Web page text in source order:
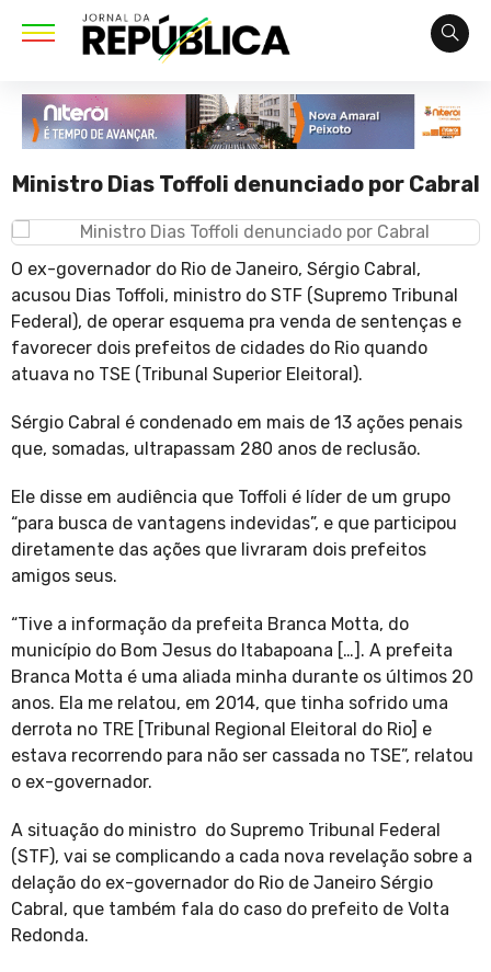
Ministro Dias Toffoli denunciado por Cabral
O ex-governador do Rio de Janeiro, Sérgio Cabral,
acusou Dias Toffoli, ministro do STF (Supremo Tribunal
Federal), de operar esquema pra venda de sentenças e
favorecer dois prefeitos de cidades do Rio quando
atuava no TSE (Tribunal Superior Eleitoral).
Sérgio Cabral é condenado em mais de 13 ações penais
que, somadas, ultrapassam 280 anos de reclusão.
Ele disse em audiência que Toffoli é líder de um grupo
“para busca de vantagens indevidas”, e que participou
diretamente das ações que livraram dois prefeitos
amigos seus.
“Tive a informação da prefeita Branca Motta, do
município do Bom Jesus do Itabapoana […]. A prefeita
Branca Motta é uma aliada minha durante os últimos 20
anos. Ela me relatou, em 2014, que tinha sofrido uma
derrota no TRE [Tribunal Regional Eleitoral do Rio] e
estava recorrendo para não ser cassada no TSE”, relatou
o ex-governador.
A situação do ministro do Supremo Tribunal Federal
(STF), vai se complicando a cada nova revelação sobre a
delação do ex-governador do Rio de Janeiro Sérgio
Cabral, que também fala do caso do prefeito de Volta
Redonda.